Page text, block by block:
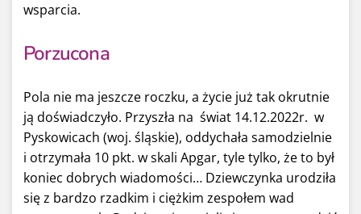
wsparcia.
Porzucona
Pola nie ma jeszcze roczku, a życie już tak okrutnie
ją doświadczyło. Przyszła na świat 14.12.2022r. w
Pyskowicach (woj. śląskie), oddychała samodzielnie
i otrzymała 10 pkt. w skali Apgar, tyle tylko, że to był
koniec dobrych wiadomości… Dziewczynka urodziła
się z bardzo rzadkim i ciężkim zespołem wad